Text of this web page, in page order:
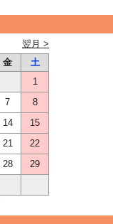
翌月 >
金
土
1
7
8
14
15
21
22
28
29